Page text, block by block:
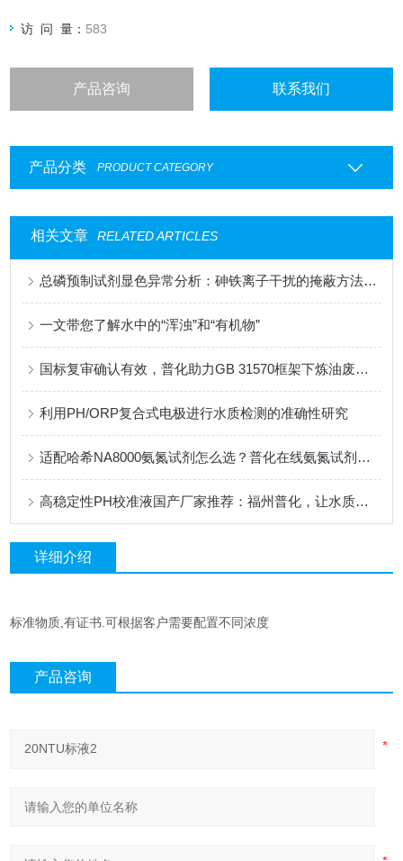
访 问 量： 583
产品咨询 联系我们
产品分类 PRODUCT CATEGORY
相关文章 RELATED ARTICLES
总磷预制试剂显色异常分析：砷铁离子干扰的掩蔽方法与质控样验证
一文带您了解水中的“浑浊”和“有机物”
国标复审确认有效，普化助力GB 31570框架下炼油废水监测的合规性升级
利用PH/ORP复合式电极进行水质检测的准确性研究
适配哈希NA8000氨氮试剂怎么选？普化在线氨氮试剂供应商推荐
高稳定性PH校准液国产厂家推荐：福州普化，让水质分析更经济更简单更可靠
详细介绍
标准物质,有证书.可根据客户需要配置不同浓度
产品咨询